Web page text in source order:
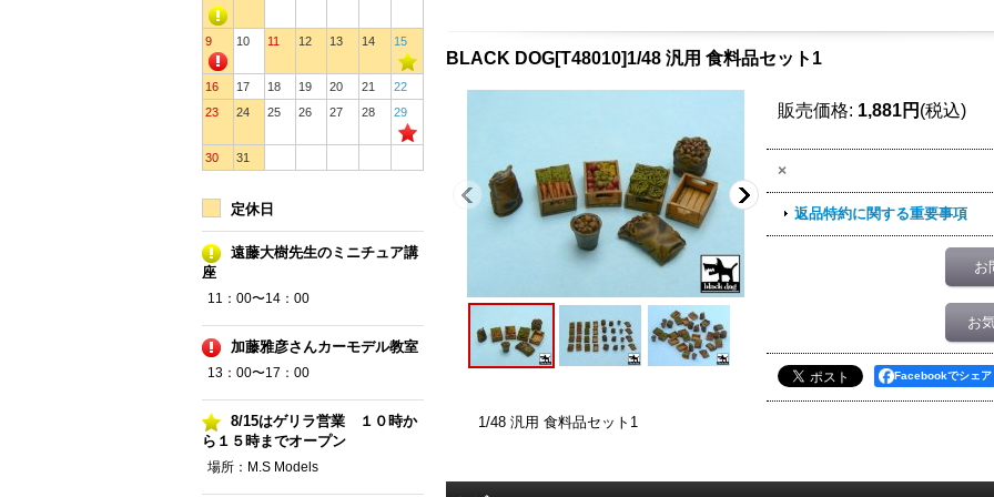
9 10 11 12 13 14 15
16 17 18 19 20 21
22
23
24 25 26 27 28 29
30 31
定休日
遠藤大樹先生のミニチュア講
座
11：00〜14：00
加藤雅彦さんカーモデル教室
13：00〜17：00
8/15はゲリラ営業 １０時か
ら１５時までオープン
場所：M.S Models
BLACK DOG[T48010]1/48 汎用 食料品セット1
販売価格: 1,881円 (税込)
×
返品特約に関する重要事項
お
お
Facebookでシェア
1/48 汎用 食料品セット1